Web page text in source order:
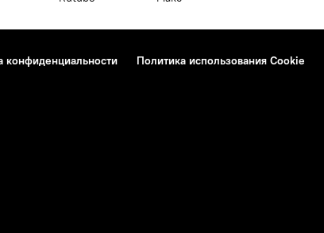
конфиденциальности Политика использования Cookie